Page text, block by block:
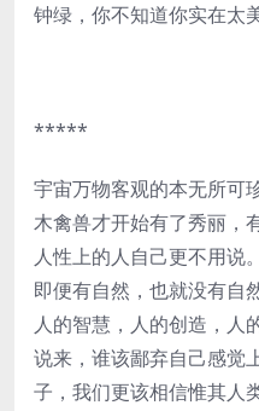
钟绿，你不知道你实在太
*****
宇宙万物客观的本无所可
木禽兽才开始有了秀丽，
人性上的人自己更不用说
即便有自然，也就没有自
人的智慧，人的创造，人
说来，谁该鄙弃自己感觉
子，我们更该相信惟其人